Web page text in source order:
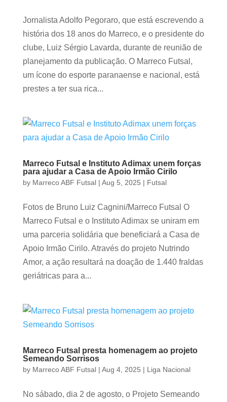
Jornalista Adolfo Pegoraro, que está escrevendo a
história dos 18 anos do Marreco, e o presidente do
clube, Luiz Sérgio Lavarda, durante de reunião de
planejamento da publicação. O Marreco Futsal,
um ícone do esporte paranaense e nacional, está
prestes a ter sua rica...
Marreco Futsal e Instituto Adimax unem forças
para ajudar a Casa de Apoio Irmão Cirilo
by Marreco ABF Futsal| Aug 5, 2025 | Futsal
Fotos de Bruno Luiz Cagnini/Marreco Futsal O
Marreco Futsal e o Instituto Adimax se uniram em
uma parceria solidária que beneficiará a Casa de
Apoio Irmão Cirilo. Através do projeto Nutrindo
Amor, a ação resultará na doação de 1.440 fraldas
geriátricas para a...
Marreco Futsal presta homenagem ao projeto
Semeando Sorrisos
by Marreco ABF Futsal| Aug 4, 2025 | Liga Nacional
No sábado, dia 2 de agosto, o Projeto Semeando